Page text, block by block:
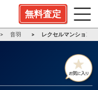
無料査定
音羽 レクセルマンション